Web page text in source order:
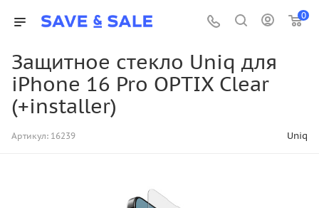
0
Защитное стекло Uniq для
iPhone 16 Pro OPTIX Clear
(+installer)
Артикул: 16239 Uniq